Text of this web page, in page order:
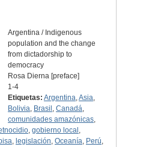
Argentina / Indigenous
population and the change
from dictadorship to
democracy
Rosa Dierna [preface]
1-4
Etiquetas: Argentina,Asia,
Bolivia, Brasil ,Canadá,
comunidades amazónicas,
, gobierno local ,
, legislación, Oceanía, Perú,